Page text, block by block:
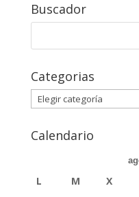
Buscador
Buscar:
Categorias
Categorias
Calendario
L M X